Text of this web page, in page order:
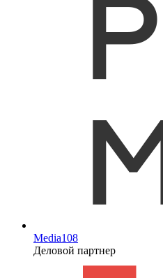
Media108
Деловой партнер